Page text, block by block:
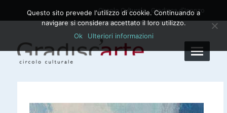
Circolo Culturale - Gradisca d'Isonzo
Questo sito prevede l‘utilizzo di cookie. Continuando a
navigare si considera accettato il loro utilizzo.
Ok
Ulteriori informazioni